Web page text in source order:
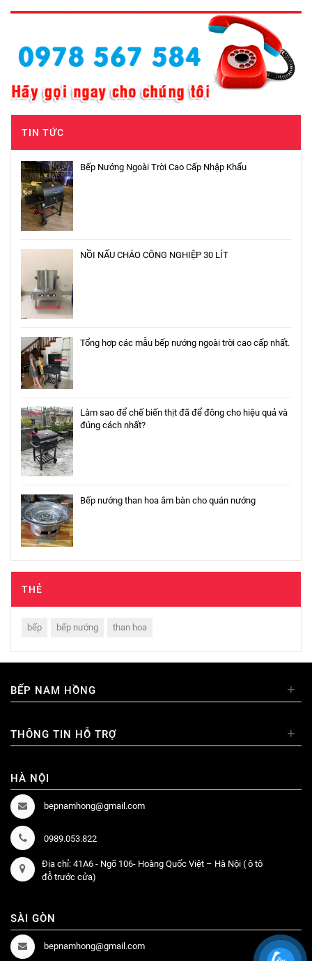
TIN TỨC
Bếp Nướng Ngoài Trời Cao Cấp Nhập Khẩu
NỒI NẤU CHÁO CÔNG NGHIỆP 30 LÍT
Tổng hợp các mẫu bếp nướng ngoài trời cao cấp nhất.
Làm sao để chế biến thịt đã để đông cho hiệu quả và
đúng cách nhất?
Bếp nướng than hoa âm bàn cho quán nướng
THẺ
bếp bếp nướng than hoa
BẾP NAM HỒNG +
THÔNG TIN HỖ TRỢ +
HÀ NỘI
bepnamhong@gmail.com
0989.053.822
Địa chỉ: 41A6 - Ngõ 106- Hoàng Quốc Việt – Hà Nội ( ô tô
đỗ trước cửa)
SÀI GÒN
bepnamhong@gmail.com